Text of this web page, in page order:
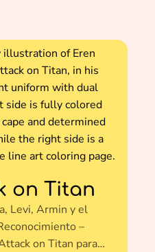
on Titan
Levi, Armin y el
–
on Titan para